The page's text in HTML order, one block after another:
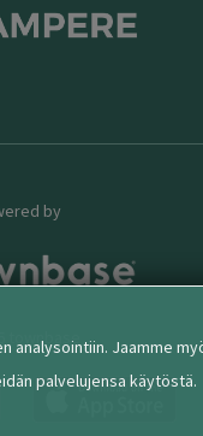
by
townbase
Jaamme
palvelujensa käytöstä.